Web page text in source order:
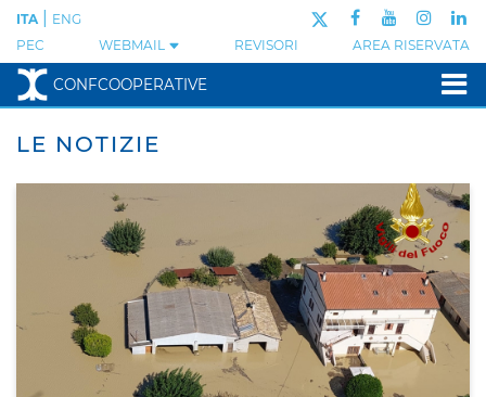
PEC WEBMAIL REVISORI AREA RISERVATA
ITA ENG
CONFCOOPERATIVE
LE NOTIZIE